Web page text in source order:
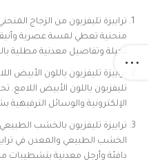
ترابيزة تليفزيون من الزجاج
منحنية تعطي لمسة عصرية
نحيلة وتفاصيل معدنية مطلية
ترابيزة تليفزيون باللون الأبيض
تليفزيون باللون الأبيض اللامع.
الإلكترونية والوسائل
ترابيزة تليفزيون بالخشب
الخشب الطبيعي والمعدن في
دافئة وأرجل معدنية بتشطيبات